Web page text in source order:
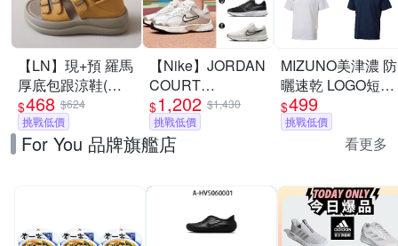
【LN】現+預 羅馬
厚底包跟涼鞋(女
鞋/軟底/透氣)
$468 $624
挑戰低價
【Nike】JORDAN
COURT
CONNECT LOW
休閒鞋 慢跑鞋 運
動鞋 男女/大童 A-
款
$1,202 $1,430
挑戰低價
MIZUNO美津濃 防
曬速乾 LOGO短袖
$499
挑戰低價
For You 品牌旗艦店 看更多